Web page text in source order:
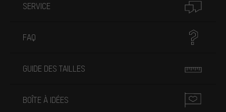
SERVICE
FAQ
GUIDE DES TAILLES
BOÎTE À IDÉES